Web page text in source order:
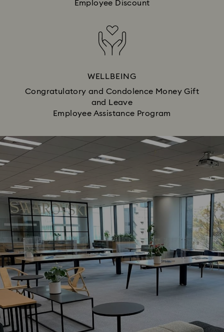
Employee Discount
WELLBEING
Congratulatory and Condolence Money Gift
and Leave
Employee Assistance Program